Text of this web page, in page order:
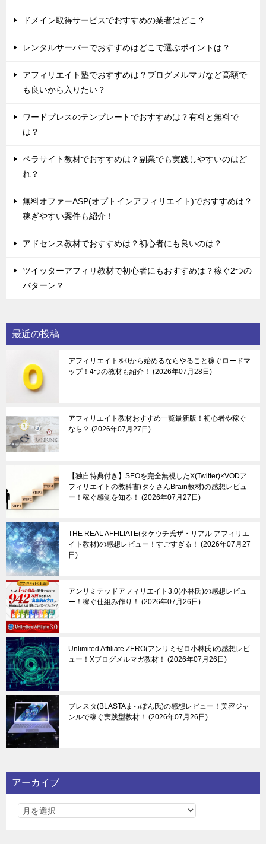
ドメイン取得サービスでおすすめの業者はどこ？
レンタルサーバーでおすすめはどこで選ぶポイントは？
アフィリエイト塾でおすすめは？ブログメルマガなど高額で
も良いから入りたい？
ワードプレスのテンプレートでおすすめは？有料と無料で
は？
ペラサイト教材でおすすめは？副業でも実践しやすいのはど
れ？
無料オファーASP(オプトインアフィリエイト)でおすすめは？
稼ぎやすい案件も紹介！
アドセンス教材でおすすめは？初心者にも良いのは？
ツイッターアフィリ教材で初心者にもおすすめは？稼ぐ2つの
パターン？
最近の投稿
アフィリエイトを0から始めるならやること稼ぐロードマ
ップ！4つの教材も紹介！
2026年07月28日
アフィリエイト教材おすすめ一覧最新版！初心者や稼ぐ
なら？
2026年07月27日
【独自特典付き】SEOを完全無視したX(Twitter)×VODア
フィリエイトの教科書(タケさんBrain教材)の感想レビュ
ー！稼ぐ感覚を知る！
2026年07月27日
THE REAL AFFILIATE(タケウチ氏ザ・リアル アフィリエ
イト教材)の感想レビュー！すごすぎる！
2026年07月27
日
アンリミテッドアフィリエイト3.0(小林氏)の感想レビュ
ー！稼ぐ仕組み作り！
2026年07月26日
Unlimited Affiliate ZERO(アンリミゼロ小林氏)の感想レビ
ュー！Xブログメルマガ教材！
2026年07月26日
ブレスタ(BLASTAまっぽん氏)の感想レビュー！美容ジャ
ンルで稼ぐ実践型教材！
2026年07月26日
アーカイブ